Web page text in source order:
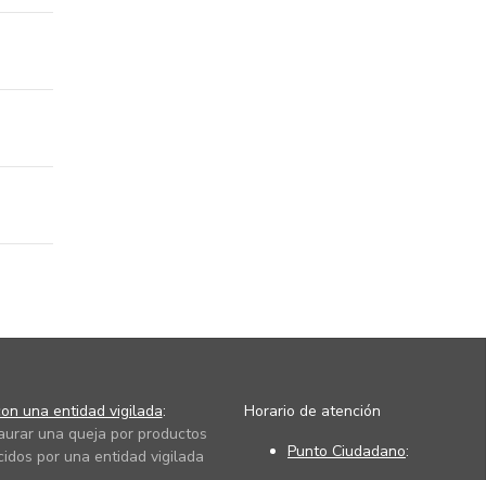
una entidad vigilada:
una queja por productos
por una entidad vigilada
Horario de atención
Punto Ciudadano: